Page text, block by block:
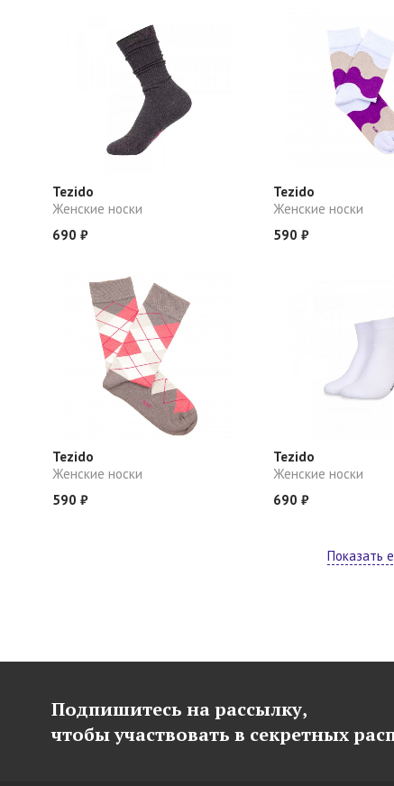
Tezido
Женские носки
690 ₽
Tezido
Женские носки
590 ₽
Tezido
Женские носки
590 ₽
Tezido
Женские носки
690 ₽
Показать
Подпишитесь на рассылку,
чтобы участвовать в секретных